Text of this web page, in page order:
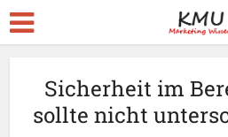
Sicherheit im
sollte nicht